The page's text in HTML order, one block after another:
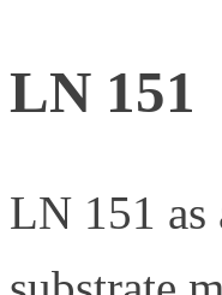
LN 151
LN 151